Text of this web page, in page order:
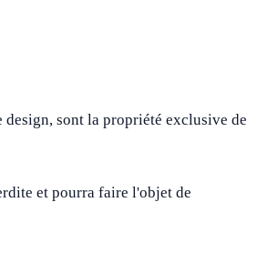
design, sont la propriété exclusive de
et pourra faire l'objet de